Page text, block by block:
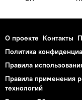
О проекте Контакты
Политика
Правила
Правила применения
технологий